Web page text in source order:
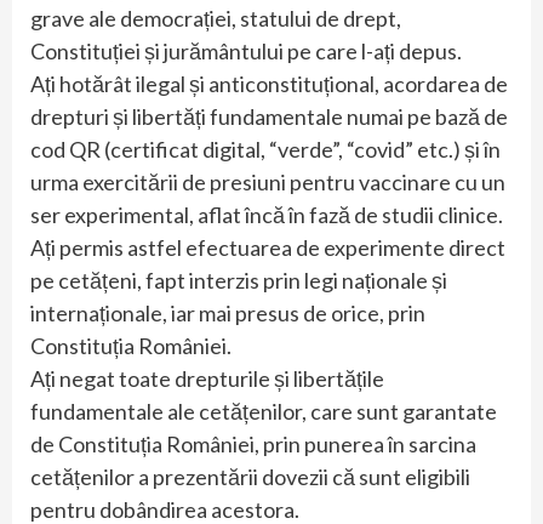
grave ale democrației, statului de drept,
Constituției și jurământului pe care l-ați depus.
Ați hotărât ilegal și anticonstituțional, acordarea de
drepturi și libertăți fundamentale numai pe bază de
cod QR (certificat digital, “verde”, “covid” etc.) și în
urma exercitării de presiuni pentru vaccinare cu un
ser experimental, aflat încă în fază de studii clinice.
Ați permis astfel efectuarea de experimente direct
pe cetățeni, fapt interzis prin legi naționale și
internaționale, iar mai presus de orice, prin
Constituția României.
Ați negat toate drepturile și libertățile
fundamentale ale cetățenilor, care sunt garantate
de Constituția României, prin punerea în sarcina
cetățenilor a prezentării dovezii că sunt eligibili
pentru dobândirea acestora.